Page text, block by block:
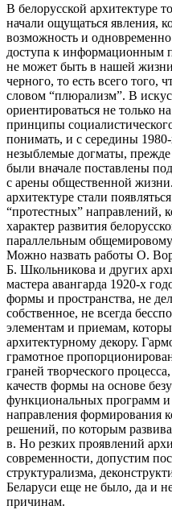
В белорусской архитектуре
начали ощущаться явления,
возможность и одновременно
доступа к информационным
не может быть в нашей
черного, то есть всего того,
словом “плюрализм”. В
ориентироваться не только
принципы
понимать, и с середины
незыблемые догматы, прежде
были вначале поставлены
с арены общественной
архитектуре стали
“протестных” направлений,
характер развития
параллельным общемировому
Можно назвать работы О.
Б. Школьникова и других
мастера авангарда 1920-х
формы и пространства, не
собственное, не всегда
элементам и приемам,
архитектурному декору.
грамотное
граней творческого
качеств формы на основе
функциональных программ
направления формирования
решений, по которым
в. Но резких проявлений
современности, допустим
структурализма,
Беларуси еще не было, да и
причинам.